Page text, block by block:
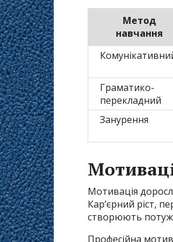
Метод
навчання
Граматико-
перекладний
Занурення
Мотивація
Кар’єрний ріст,
створюють
Професійна